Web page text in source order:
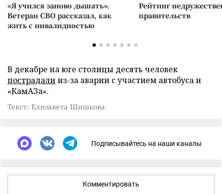
«Я учился заново дышать».
Ветеран СВО рассказал, как
жить с инвалидностью
Рейтинг
правительств
В декабре на юге столицы десять человек
пострадалииз-за аварии с участием автобуса и
«КамАЗа».
Текст: Елизавета Шишкова
Подписывайтесь на наши каналы
Комментировать